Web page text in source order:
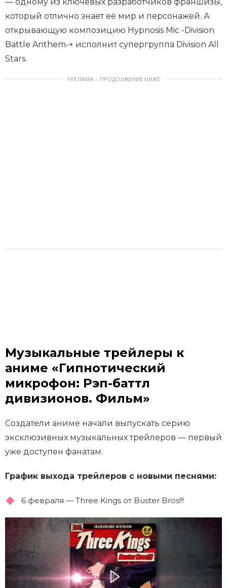
— одному из ключевых разработчиков франшизы,
который отлично знает её мир и персонажей. А
открывающую композицию Hypnosis Mic -Division
Battle Anthem-+ исполнит супергруппа Division All
Stars.
РЕКЛАМА – ПРОДОЛЖЕНИЕ НИЖЕ
Музыкальные трейлеры к
аниме «Гипнотический
микрофон: Рэп-баттл
дивизионов. Фильм»
Создатели аниме начали выпускать серию
эксклюзивных музыкальных трейлеров — первый
уже доступен фанатам.
График выхода трейлеров с новыми песнями:
6 февраля — Three Kings от Buster Bros!!!